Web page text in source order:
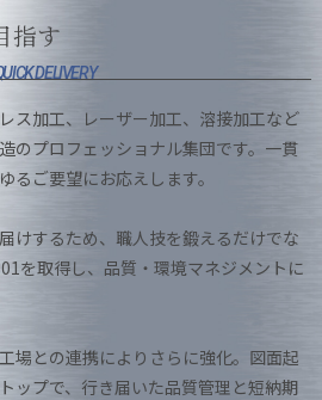
指す
DELIVERY
ス加工、レーザー加工、溶接加工など
のプロフェッショナル集団です。一貫
るご要望にお応えします。
けするため、職人技を鍛えるだけでな
を取得し、品質・環境マネジメントに
場との連携によりさらに強化。図面起
ップで、行き届いた品質管理と短納期